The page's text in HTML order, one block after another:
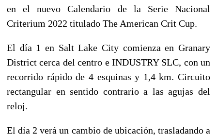
en el nuevo Calendario de la Serie Nacional
Criterium 2022 titulado The American Crit Cup.
El día 1 en Salt Lake City comienza en Granary
District cerca del centro e INDUSTRY SLC, con un
recorrido rápido de 4 esquinas y 1,4 km. Circuito
rectangular en sentido contrario a las agujas del
reloj.
El día 2 verá un cambio de ubicación, trasladando a